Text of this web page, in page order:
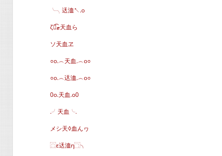
╰╮迗洫↖.o
ζั͡ޓ天血ら
ソ天血ヱ
○o.︵天血.︵o○
○o.︵迗洫.︵o○
0o.天血.o0
.╯天血╰.
メシ天◊血んヮ
⿵ε迗洫η⿹╮